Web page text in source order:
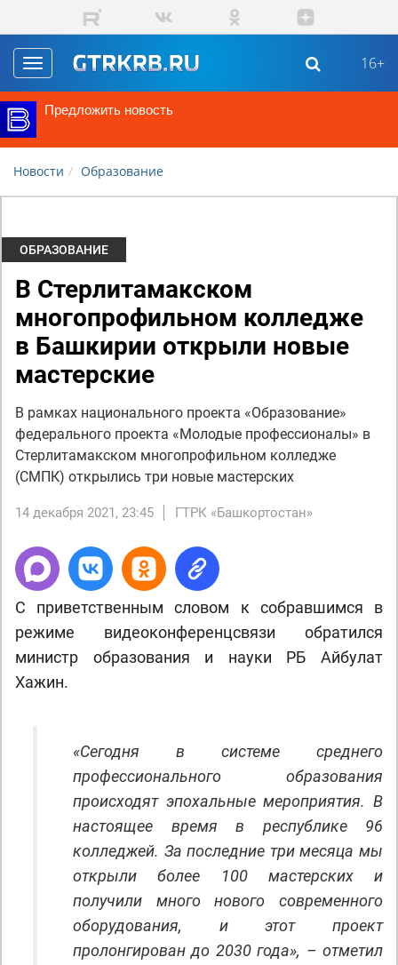
Перейти к основному содержанию
Toggle
navigation
16+
Предложить новость
Новости Образование
ОБРАЗОВАНИЕ
В Стерлитамакском
многопрофильном колледже
в Башкирии открыли новые
мастерские
В рамках национального проекта «Образование»
федерального проекта «Молодые профессионалы» в
Стерлитамакском многопрофильном колледже
(СМПК) открылись три новые мастерских
14 декабря 2021, 23:45 ГТРК «Башкортостан»
С приветственным словом к собравшимся в
режиме видеоконференцсвязи обратился
министр образования и науки РБ Айбулат
Хажин.
«Сегодня в системе среднего
профессионального образования
происходят эпохальные мероприятия. В
настоящее время в республике 96
колледжей. За последние три месяца мы
открыли более 100 мастерских и
получили много нового современного
оборудования, и этот проект
пролонгирован до 2030 года», – отметил